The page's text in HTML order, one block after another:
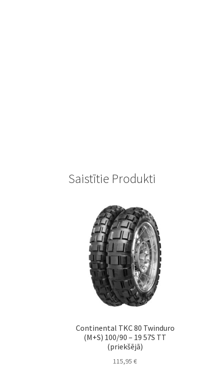
Saistītie Produkti
Continental TKC 80 Twinduro
(M+S) 100/90 – 19 57S TT
(priekšējā)
115,95€